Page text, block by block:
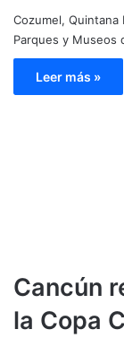
Cozumel,
Parques y Museos
Leer más »
Cancún
la Copa